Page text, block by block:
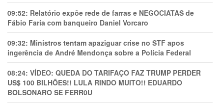
09:52: Relatório expõe rede de farras e NEGOCIATAS de
Fábio Faria com banqueiro Daniel Vorcaro
09:32: Ministros tentam apaziguar crise no STF apos
ingerência de André Mendonça sobre a Polícia Federal
08:24: VÍDEO: QUEDA DO TARIFAÇO FAZ TRUMP PERDER
US$ 100 BILHÕES!! LULA RINDO MUITO!! EDUARDO
BOLSONARO SE FERR0U